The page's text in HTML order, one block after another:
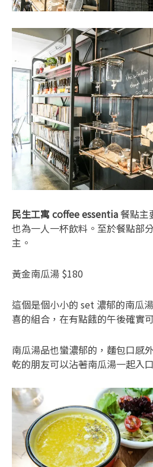
民生工寓 coffee essentia餐點主
也為一人一杯飲料。至於餐點部
主。
黃金南瓜湯 $180
這個是個小小的 set 濃郁的南瓜
喜的組合，在有點餓的午後確實
南瓜湯品也蠻濃郁的，麵包口感
乾的朋友可以沾著南瓜湯一起入